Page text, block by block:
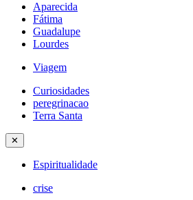
Aparecida
Fátima
Guadalupe
Lourdes
Viagem
Curiosidades
peregrinacao
Terra Santa
✕
Espiritualidade
crise